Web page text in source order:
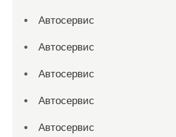
Автосервис
Автосервис
Автосервис
Автосервис
Автосервис